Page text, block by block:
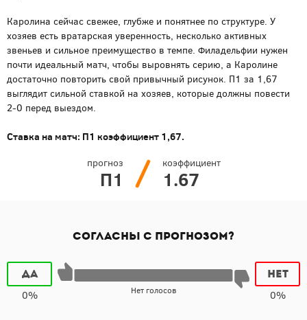
Каролина сейчас свежее, глубже и понятнее по структуре. У
хозяев есть вратарская уверенность, несколько активных
звеньев и сильное преимущество в темпе. Филадельфии нужен
почти идеальный матч, чтобы выровнять серию, а Каролине
достаточно повторить свой привычный рисунок. П1 за 1,67
выглядит сильной ставкой на хозяев, которые должны повести
2-0 перед выездом.
Ставка на матч: П1 коэффициент 1,67.
прогноз
П1
коэффициент
1.67
Согласны с прогнозом?
Да
0%
Нет голосов
Нет
0%